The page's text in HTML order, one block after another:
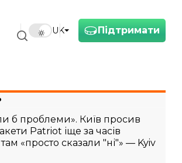
Підтримати
UK
б проблеми». Київ просив
Patriot іще за часів
«просто сказали "ні"» — Kyiv